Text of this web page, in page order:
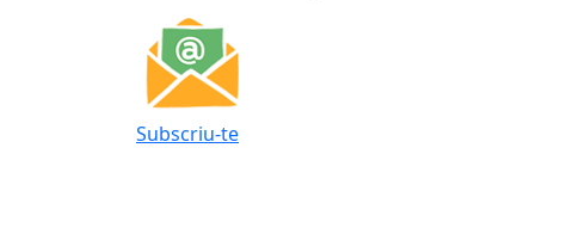
Subscriu-te